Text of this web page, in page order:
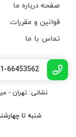
صفحه درباره ما
قوانین و مقررات
تماس با ما
66453562
نشانی: تهران -
شنبه تا چهارشنبه ساعت ۸ الی